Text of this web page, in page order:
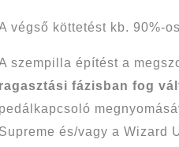
végső köttetést kb. 90%-
szempilla építést a
ragasztási fázisban fog
pedálkapcsoló
Supreme és/vagy a Wizard